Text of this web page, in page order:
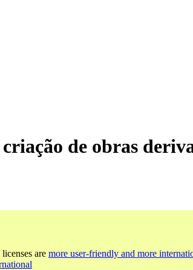
de obras
are more user-friendly and more